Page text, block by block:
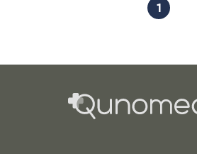
1